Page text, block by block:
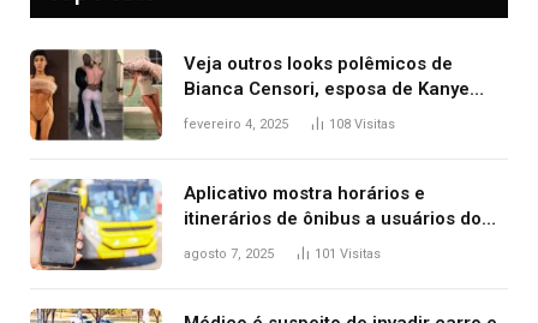
Veja outros looks polêmicos de
Bianca Censori, esposa de Kanye
West que apareceu nua no Grammy
fevereiro 4, 2025 108 Visitas
Aplicativo mostra horários e
itinerários de ônibus a usuários do
transporte público de Palmas; confira
agosto 7, 2025 101 Visitas